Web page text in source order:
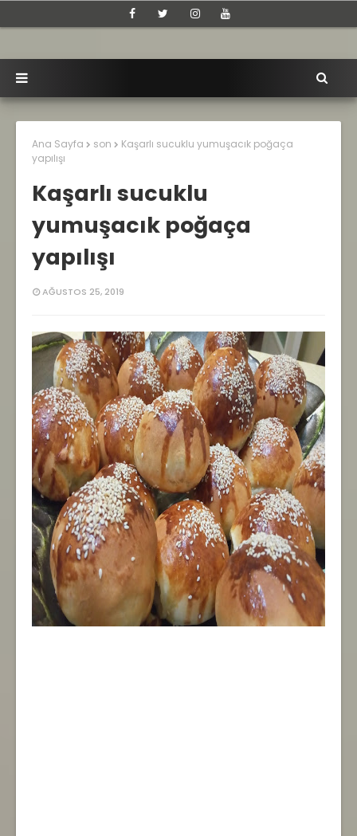
Ana Sayfa son
Kaşarlı sucuklu yumuşacık poğaça
yapılışı
Kaşarlı sucuklu
yumuşacık poğaça
yapılışı
AĞUSTOS 25, 2019